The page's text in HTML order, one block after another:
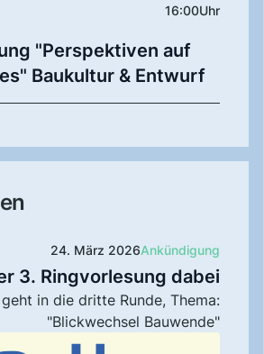
16:00Uhr
"Perspektiven auf
Baukultur & Entwurf
24. März 2026Ankündigung
3. Ringvorlesung dabei
geht in die dritte Runde, Thema:
"Blickwechsel Bauwende"